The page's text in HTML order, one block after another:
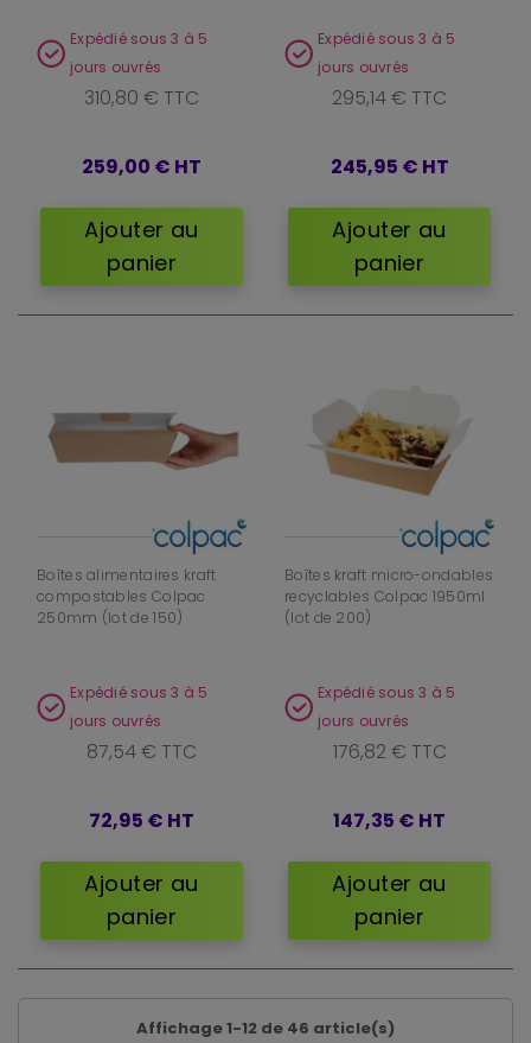
Expédié sous 3 à 5
jours ouvrés
310,80 € TTC
259,00 € HT
Ajouter au
panier
Expédié sous 3 à 5
jours ouvrés
295,14 € TTC
245,95 € HT
Ajouter au
panier
Boîtes alimentaires kraft
compostables Colpac
250mm (lot de 150)
Expédié sous 3 à 5
jours ouvrés
87,54 € TTC
72,95 € HT
Ajouter au
panier
Boîtes kraft micro-ondables
recyclables Colpac 1950ml
(lot de 200)
Expédié sous 3 à 5
jours ouvrés
176,82 € TTC
147,35 € HT
Ajouter au
panier
Affichage 1-12 de 46 article(s)